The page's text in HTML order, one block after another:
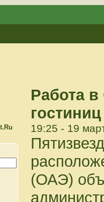
Работа
гостиниц
19:25 - 19
(ОАЭ)